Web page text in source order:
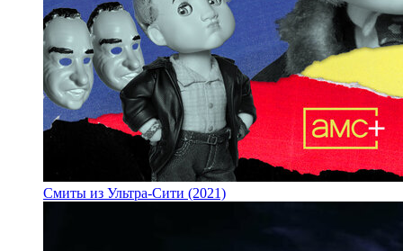
Смиты из Ультра-Сити (2021)